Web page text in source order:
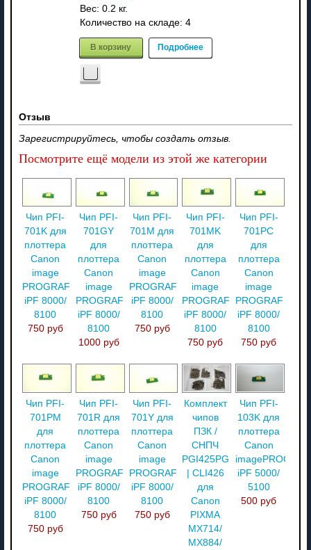
Вес: 0.2 кг.
Количество на складе: 4
В корзину Подробнее
Отзыв
Зарегистрируйтесь, чтобы создать отзыв.
Посмотрите ещё модели из этой же категории
Чип PFI-
701K для
плоттера
Canon
image
PROGRAF
iPF 8000/
8100
750 руб
Чип PFI-
701GY
для
плоттера
Canon
image
PROGRAF
iPF 8000/
8100
1000 руб
Чип PFI-
701M для
плоттера
Canon
image
PROGRAF
iPF 8000/
8100
750 руб
Чип PFI-
701MK
для
плоттера
Canon
image
PROGRAF
iPF 8000/
8100
750 руб
Чип PFI-
701PC
для
плоттера
Canon
image
PROGRAF
iPF 8000/
8100
750 руб
Чип PFI-
701PM
для
плоттера
Canon
image
PROGRAF
iPF 8000/
8100
750 руб
Чип PFI-
701R для
плоттера
Canon
image
PROGRAF
iPF 8000/
8100
750 руб
Чип PFI-
701Y для
плоттера
Canon
image
PROGRAF
iPF 8000/
8100
750 руб
Комплект
чипов
ПЗК /
СНПЧ
PGI425PG
| CLI426
для
Canon
PIXMA
MX714/
MX884/
Чип PFI-
103K для
плоттера
Canon
imagePROGRAF
iPF 5000/
5100
500 руб